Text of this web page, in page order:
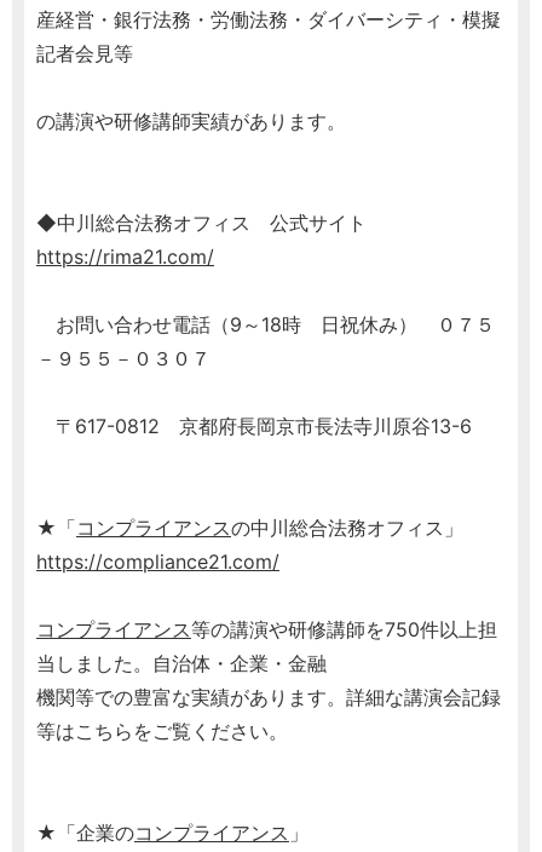
産経営・銀行法務・労働法務・ダイバーシティ・模擬
記者会見等
の講演や研修講師実績があります。
◆中川総合法務オフィス 公式サイト
https://rima21.com/
お問い合わせ電話（9～18時 日祝休み） ０７５
－９５５－０３０７
〒617-0812 京都府長岡京市長法寺川原谷13-6
★「コンプライアンスの中川総合法務オフィス」
https://compliance21.com/
コンプライアンス等の講演や研修講師を750件以上担
当しました。自治体・企業・金融
機関等での豊富な実績があります。詳細な講演会記録
等はこちらをご覧ください。
★「企業のコンプライアンス 」